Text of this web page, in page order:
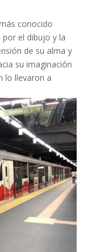
conocido
el dibujo y la
de su alma y
su imaginación
lo llevaron a